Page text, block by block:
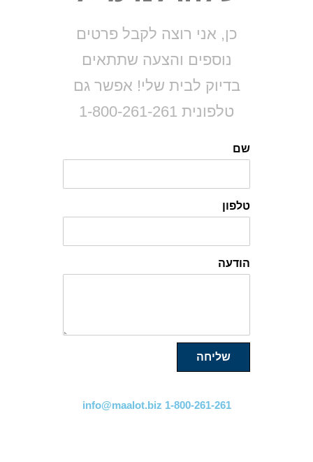
כן, אני רוצה לקבל פרטים
נוספים והצעה שתתאים
בדיוק לבית שלי! אפשר גם
טלפונית 1-800-261-261
שם
טלפון
הודעה
שליחה
info@maalot.biz 1-800-261-261